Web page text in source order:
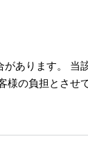
あります。 当
の負担とさせ